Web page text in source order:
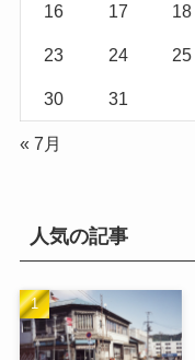
16 17 18
23 24 25
30 31
« 7月
人気の記事